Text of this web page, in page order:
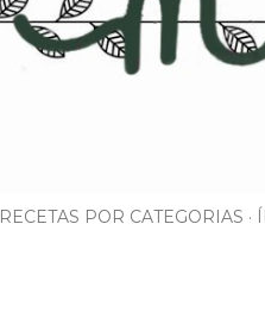
RECETAS POR CATEGORIAS